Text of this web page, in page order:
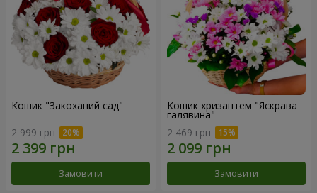
Кошик "Закоханий сад"
2 999 грн
Замовити
Кошик хризантем "Яскрава
галявина"
2 469 грн
Замовити